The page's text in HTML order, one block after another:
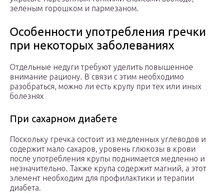
зеленым горошком и пармезаном.
Особенности употребления гречки
при некоторых заболеваниях
Отдельные недуги требуют уделить повышенное
внимание рациону. В связи с этим необходимо
разобраться, можно ли есть крупу при тех или иных
болезнях
При сахарном диабете
Поскольку гречка состоит из медленных углеводов и
содержит мало сахаров, уровень глюкозы в крови
после употребления крупы поднимается медленно и
незначительно. Также крупа содержит магний, а этот
элемент необходим для профилактики и терапии
диабета.